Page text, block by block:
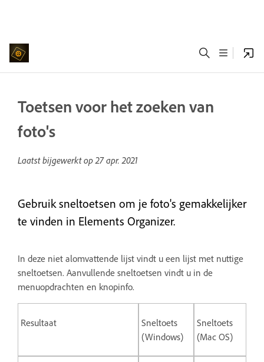
Toetsen voor het zoeken van
foto's
Laatst bijgewerkt op27 apr. 2021
Gebruik sneltoetsen om je foto's gemakkelijker
te vinden in Elements Organizer.
In deze niet alomvattende lijst vindt u een lijst met nuttige
sneltoetsen. Aanvullende sneltoetsen vindt u in de
menuopdrachten en knopinfo.
Resultaat
Sneltoets
(Windows)
Sneltoets
(Mac OS)